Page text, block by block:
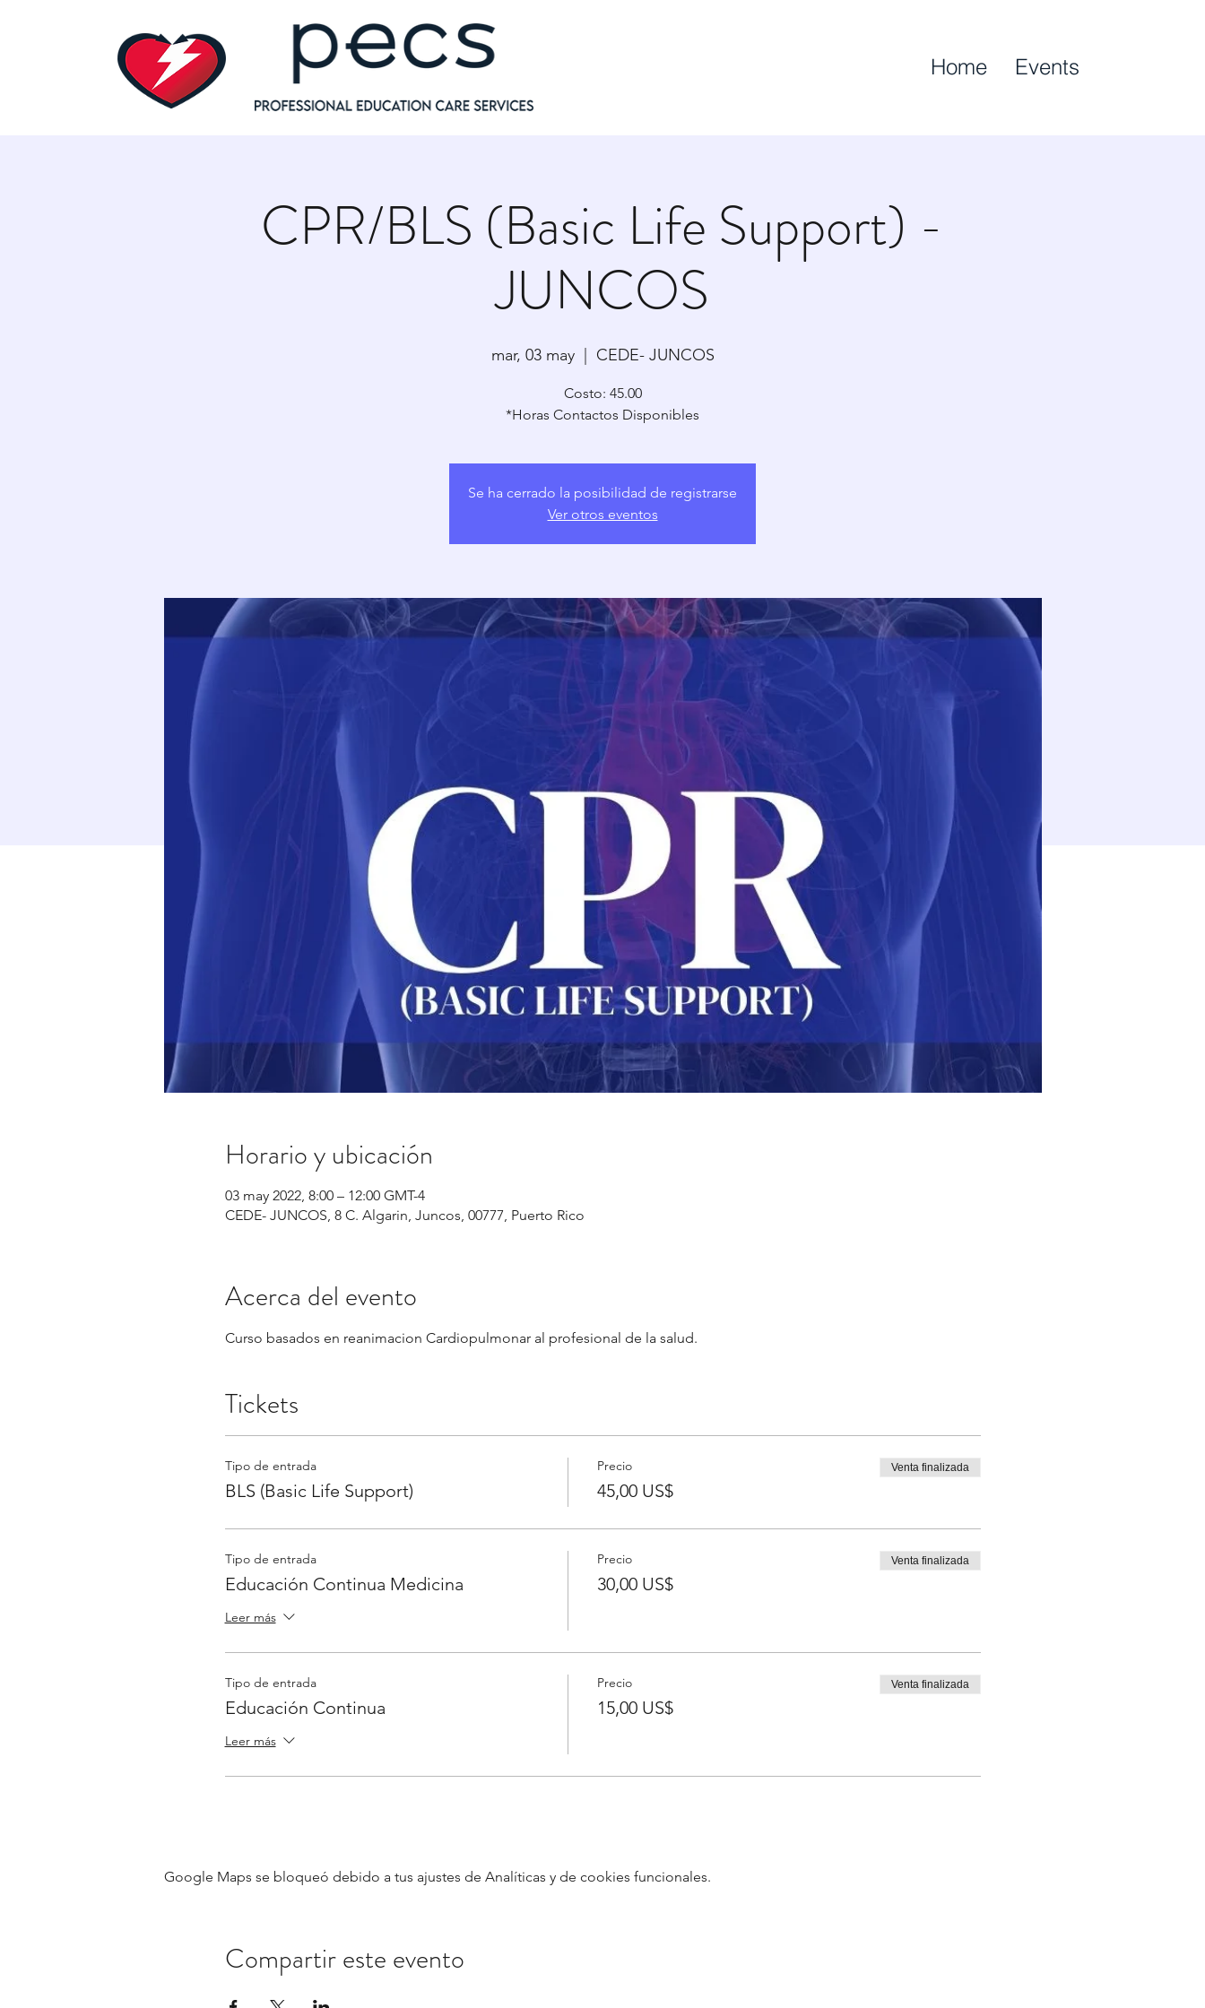
Home Events
CPR/BLS (Basic Life Support) -
JUNCOS
mar, 03 may
  |
CEDE- JUNCOS
Costo: 45.00
*Horas Contactos Disponibles
Se ha cerrado la posibilidad de registrarse
Ver otros eventos
Horario y ubicación
03 may 2022, 8:00 – 12:00 GMT-4
CEDE- JUNCOS, 8 C. Algarin, Juncos, 00777, Puerto Rico
Acerca del evento
Curso basados en reanimacion Cardiopulmonar al profesional de la salud.
Tickets
Tipo de entrada
BLS (Basic Life Support)
Precio
45,00 US$
Venta finalizada
Tipo de entrada
Educación Continua Medicina
Leer más
Precio
30,00 US$
Venta finalizada
Tipo de entrada
Educación Continua
Leer más
Precio
15,00 US$
Venta finalizada
Google Maps se bloqueó debido a tus ajustes de Analíticas y de cookies funcionales.
Compartir este evento